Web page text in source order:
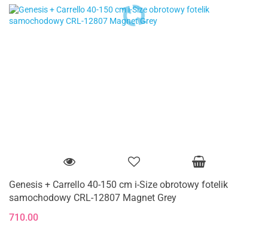
Genesis + Carrello 40-150 cm i-Size obrotowy fotelik
samochodowy CRL-12807 Magnet Grey
710.00